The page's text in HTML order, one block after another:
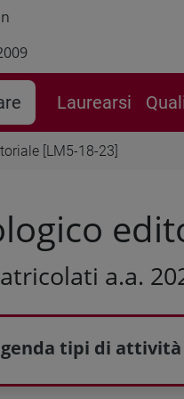
Laurearsi
[LM5-18-23]
a.a.
tipi di